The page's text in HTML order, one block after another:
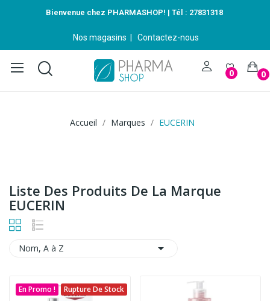
Bienvenue chez PHARMASHOP! | Tél : 27831318
Nos magasins Contactez-nous
0 0
Accueil Marques EUCERIN
Liste Des Produits De La Marque
EUCERIN
Nom, A à Z 
En Promo ! Rupture De Stock